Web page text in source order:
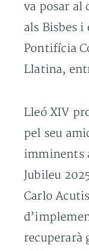
va posar al
als Bisbes
Pontifícia
Llatina,
Lleó XIV
pel seu
imminents
Jubileu
Carlo
recuperarà